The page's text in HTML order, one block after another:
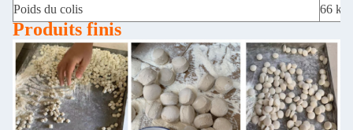
Poids du colis
66 kg
Produits finis